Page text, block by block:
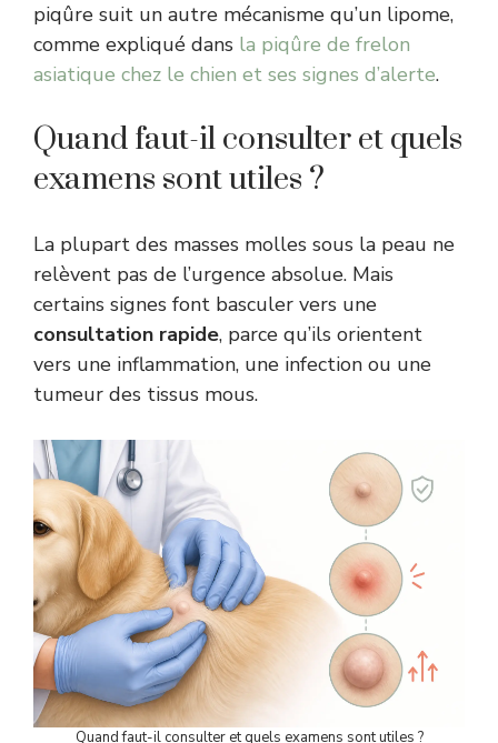
piqûre suit un autre mécanisme qu’un lipome,
comme expliqué dans la piqûre de frelon
asiatique chez le chien et ses signes d’alerte.
Quand faut-il consulter et quels
examens sont utiles ?
La plupart des masses molles sous la peau ne
relèvent pas de l’urgence absolue. Mais
certains signes font basculer vers une
consultation rapide, parce qu’ils orientent
vers une inflammation, une infection ou une
tumeur des tissus mous.
Quand faut-il consulter et quels examens sont utiles ?